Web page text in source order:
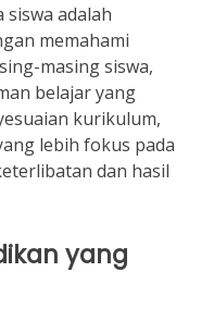
siswa adalah
memahami
masing siswa,
belajar yang
kurikulum,
lebih fokus pada
dan hasil
yang